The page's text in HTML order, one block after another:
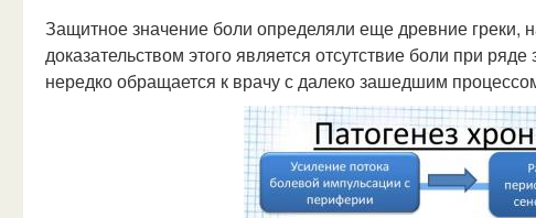
Защитное значение боли определяли еще древние
доказательством этого является отсутствие боли при
нередко обращается к врачу с далеко зашедшим